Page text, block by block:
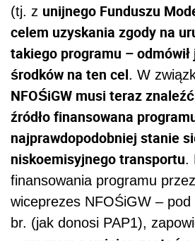
(tj. z unijnego Funduszu
celem uzyskania zgody na
takiego programu – odmówił
środków na ten cel. W
NFOŚiGW musi teraz
źródło finansowana
najprawdopodobniej stanie
niskoemisyjnego transportu.
finansowania programu
wiceprezes NFOŚiGW –
br. (jak donosi PAP1),